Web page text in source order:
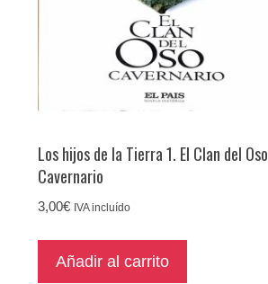
Los hijos de la Tierra 1. El Clan del Oso
Cavernario
3,00€ IVA incluído
Añadir al carrito